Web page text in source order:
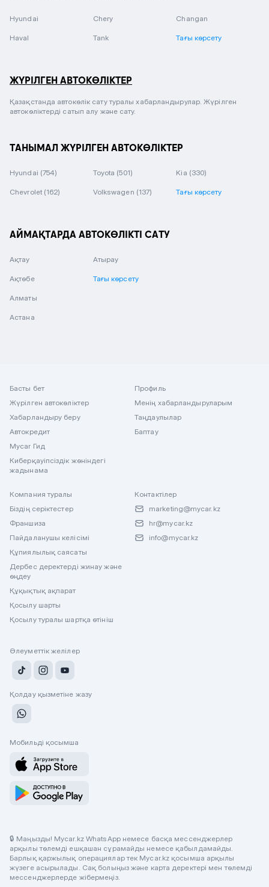
Hyundai Chery Changan
Haval Tank Тағы көрсету
ЖҮРІЛГЕН АВТОКӨЛІКТЕР
Қазақстанда автокөлік сату туралы хабарландырулар. Жүрілген
автокөліктерді сатып алу және сату.
ТАНЫМАЛ ЖҮРІЛГЕН АВТОКӨЛІКТЕР
Hyundai (754) Toyota (501) Kia (330)
Chevrolet (162) Volkswagen (137) Тағы көрсету
АЙМАҚТАРДА АВТОКӨЛІКТІ САТУ
Ақтау
Ақтөбе
Алматы
Астана
Атырау
Тағы көрсету
Басты бет
Жүрілген автокөліктер
Хабарландыру беру
Автокредит
Mycar Гид
Киберқауіпсіздік жөніндегі
жадынама
Профиль
Менің хабарландыруларым
Таңдаулылар
Баптау
Компания туралы
Біздің серіктестер
Франшиза
Пайдаланушы келісімі
Құпиялылық саясаты
Дербес деректерді жинау және
өңдеу
Құқықтық ақпарат
Қосылу шарты
Қосылу туралы шартқа өтініш
Контактілер
marketing@mycar.kz
hr@mycar.kz
info@mycar.kz
Әлеуметтік желілер
Қолдау қызметіне жазу
Мобильді қосымша
🔒 Маңызды! Mycar.kz WhatsApp немесе басқа мессенджерлер
арқылы төлемді ешқашан сұрамайды немесе қабылдамайды.
Барлық қаржылық операциялар тек Mycar.kz қосымша арқылы
жүзеге асырылады. Сақ болыңыз және карта деректері мен төлемді
мессенджерлерде жібермеңіз.